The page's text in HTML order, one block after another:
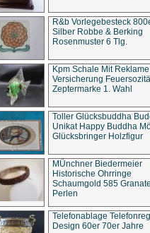
R&b Vorlegebesteck
Silber Robbe & Berking
Rosenmuster 6 Tlg.
Kpm Schale Mit Reklame
Versicherung
Zeptermarke 1. Wahl
Toller Glücksbuddha
Unikat Happy Buddha
Glücksbringer Holzfigur
MÜnchner Biedermeier
Historische Ohrringe
Schaumgold 585
Perlen
Telefonablage
Design 60er 70er Jahre